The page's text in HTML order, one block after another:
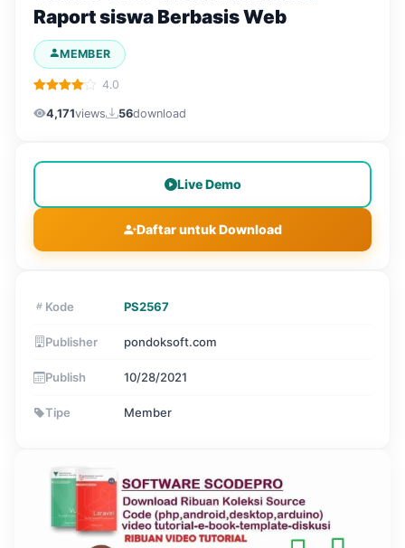
Raport siswa Berbasis Web
MEMBER
4.0
4,171views 56download
Live Demo
Daftar untuk Download
Kode PS2567
Publisher pondoksoft.com
Publish 10/28/2021
Tipe Member